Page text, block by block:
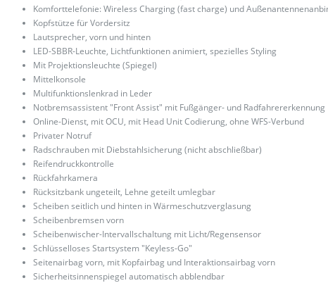
Komforttelefonie: Wireless Charging (fast charge) und
Kopfstütze für Vordersitz
Lautsprecher, vorn und hinten
LED-SBBR-Leuchte, Lichtfunktionen animiert, spezielles Styling
Mit Projektionsleuchte (Spiegel)
Mittelkonsole
Multifunktionslenkrad in Leder
Notbremsassistent "Front Assist" mit Fußgänger- und Radfahrererkennung
Online-Dienst, mit OCU, mit Head Unit Codierung, ohne WFS-Verbund
Privater Notruf
Radschrauben mit Diebstahlsicherung (nicht abschließbar)
Reifendruckkontrolle
Rückfahrkamera
Rücksitzbank ungeteilt, Lehne geteilt umlegbar
Scheiben seitlich und hinten in Wärmeschutzverglasung
Scheibenbremsen vorn
Scheibenwischer-Intervallschaltung mit Licht/Regensensor
Schlüsselloses Startsystem "Keyless-Go"
Seitenairbag vorn, mit Kopfairbag und Interaktionsairbag vorn
Sicherheitsinnenspiegel automatisch abblendbar